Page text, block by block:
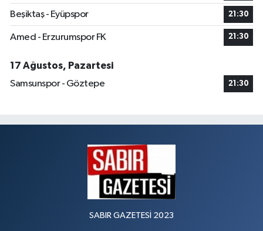
Beşiktaş - Eyüpspor 21:30
Amed - Erzurumspor FK 21:30
17 Ağustos, Pazartesi
Samsunspor - Göztepe
21:30
SABIR GAZETESİ 2023